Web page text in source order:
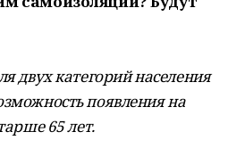
двух категорий населения
появления на
65 лет.